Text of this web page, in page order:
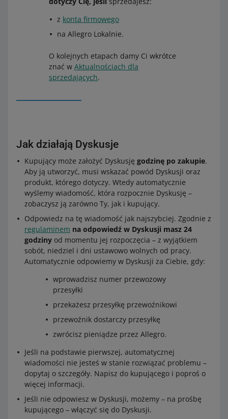
z konta firmowego
na Allegro Lokalnie.
O kolejnych etapach damy Ci wkrótce
znać w Aktualnościach dla
sprzedających.
Jak działają Dyskusje
Kupujący może założyć Dyskusję godzinę po zakupie.
Aby ją utworzyć, musi wskazać powód Dyskusji oraz
produkt, którego dotyczy. Wtedy automatycznie
wyślemy wiadomość, która rozpocznie Dyskusję –
zobaczysz ją zarówno Ty, jak i kupujący.
Odpowiedz na tę wiadomość jak najszybciej. Zgodnie z
regulaminem na odpowiedź w Dyskusji masz 24
godziny od momentu jej rozpoczęcia – z wyjątkiem
sobót, niedziel i dni ustawowo wolnych od pracy.
Automatycznie odpowiemy w Dyskusji za Ciebie, gdy:
wprowadzisz numer przewozowy
przesyłki
przekażesz przesyłkę przewoźnikowi
przewoźnik dostarczy przesyłkę
zwrócisz pieniądze przez Allegro.
Jeśli na podstawie pierwszej, automatycznej
wiadomości nie jesteś w stanie rozwiązać problemu –
dopytaj o szczegóły. Napisz do kupującego i poproś o
więcej informacji.
Jeśli nie odpowiesz w Dyskusji, możemy – na prośbę
kupującego – włączyć się do Dyskusji.